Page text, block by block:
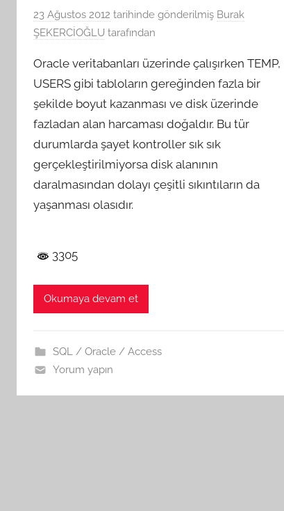
23 Ağustos 2012 tarihinde gönderilmiş Burak
ŞEKERCİOĞLU tarafından
Oracle veritabanları üzerinde çalışırken TEMP,
USERS gibi tabloların gereğinden fazla bir
şekilde boyut kazanması ve disk üzerinde
fazladan alan harcaması doğaldır. Bu tür
durumlarda şayet kontroller sık sık
gerçekleştirilmiyorsa disk alanının
daralmasından dolayı çeşitli sıkıntıların da
yaşanması olasıdır.
3305
Okumaya devam et
SQL / Oracle / Access
Yorum yapın